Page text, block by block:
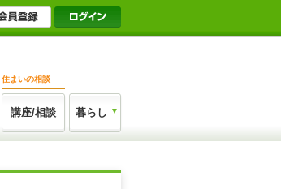
住まいの相談
講座/相談 暮らし